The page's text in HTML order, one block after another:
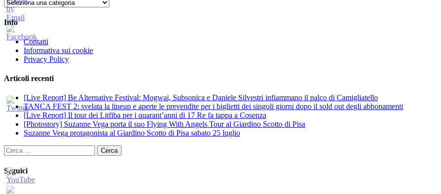
Categorie
Info
Contatti
Informativa sui cookie
Privacy Policy
Articoli recenti
[Live Report] Be Alternative Festival: Mogwai, Subsonica e Daniele Silvestri infiammano il palco di Camigliatello
TANCA FEST 2: svelata la lineup e aperte le prevendite per i biglietti dei singoli giorni dopo il sold out degli abbonamenti
[Live Report] Il tour dei Litfiba per i quarant’anni di 17 Re fa tappa a Cosenza
[Photostory] Suzanne Vega porta il suo Flying With Angels Tour al Giardino Scotto di Pisa
Suzanne Vega protagonista al Giardino Scotto di Pisa sabato 25 luglio
Ricerca
per:
Seguici